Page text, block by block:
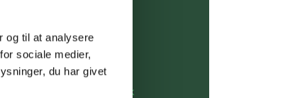
og til at analysere
sociale medier,
du har givet
kundeservice@uglecare.dk